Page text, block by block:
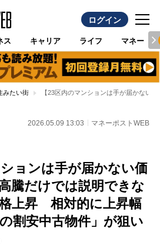
ログイン
ス キャリア ライフ マネー
みたい街 【23区内のマンションは手が届かない
2026.05.09 13:03 マネーポストWEB
ションは手が届かない価
騰だけでは説明できな
上昇 相対的に上昇幅
割安中古物件」が狙い